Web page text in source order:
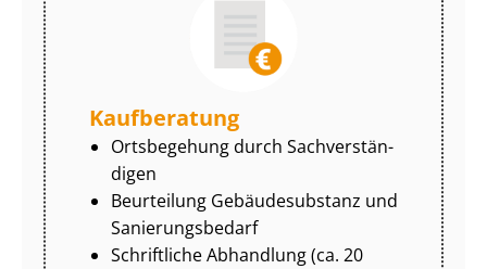
Kaufberatung
Ortsbegehung durch Sach­ver­stän­
di­gen
Beurteilung Gebäudesubstanz und
Sa­nie­rungs­be­darf
Schriftliche Abhandlung (ca. 20